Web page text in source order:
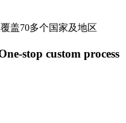
盖70多个国家及地区
stop custom process